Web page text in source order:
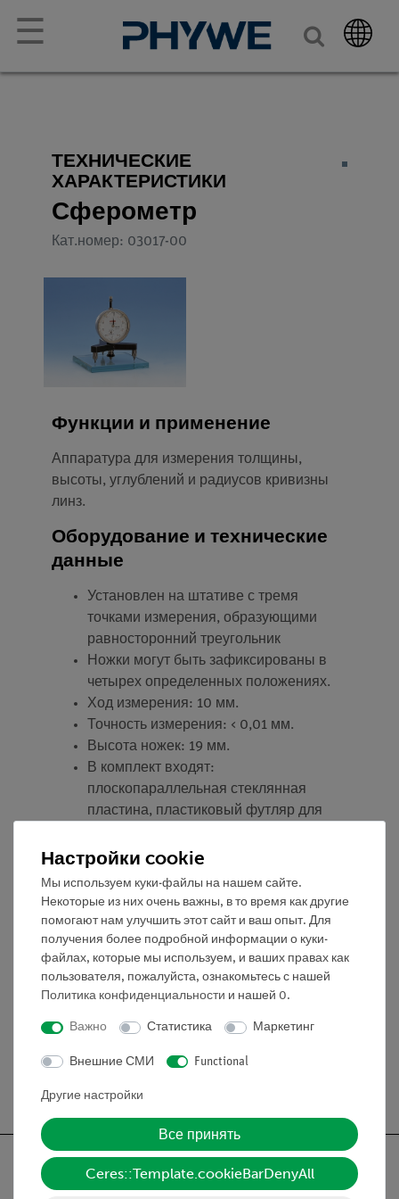
☰
ТЕХНИЧЕСКИЕ
ХАРАКТЕРИСТИКИ
Сферометр
Кат.номер: 03017-00
Функции и применение
Аппаратура для измерения толщины,
высоты, углублений и радиусов кривизны
линз.
Оборудование и технические
данные
Установлен на штативе с тремя
точками измерения, образующими
равносторонний треугольник
Ножки могут быть зафиксированы в
четырех определенных положениях.
Ход измерения: 10 мм.
Точность измерения: < 0,01 мм.
Высота ножек: 19 мм.
В комплект входят:
плоскопараллельная стеклянная
пластина, пластиковый футляр для
Размеры стеклянной пластины
(мм):100 x 100 x 10.
Объём поставки
Индикатор часового
03013-
Настройки cookie
Мы используем куки-файлы на нашем сайте.
Некоторые из них очень важны, в то время как другие
помогают нам улучшить этот сайт и ваш опыт. Для
получения более подробной информации о куки-
файлах, которые мы используем, и ваших правах как
пользователя, пожалуйста, ознакомьтесь с нашей
Политика конфиденциальности и нашей 0.
Важно Статистика Маркетинг
Внешние СМИ Functional
Другие настройки
Все принять
Ceres::Template.cookieBarDenyAll